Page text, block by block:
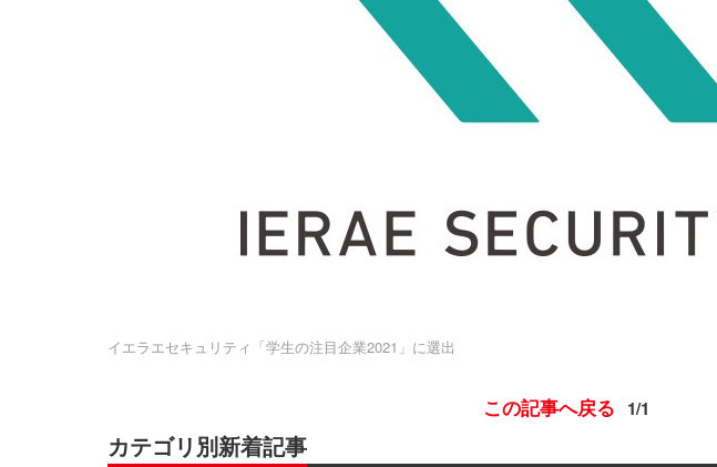
イエラエセキュリティ「学生の注目企業2021」に選出
この記事へ戻る 1/1
カテゴリ別新着記事